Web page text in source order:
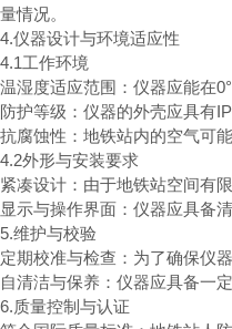
量情况。
4.仪器设计与环境适应性
4.1工作环境
温湿度适应范围：仪器应能在
防护等级：仪器的外壳应具有
抗腐蚀性：地铁站内的空气可
4.2外形与安装要求
紧凑设计：由于地铁站空间有
显示与操作界面：仪器应具备
5.维护与校验
定期校准与检查：为了确保仪
自清洁与保养：仪器应具备一
6.质量控制与认证